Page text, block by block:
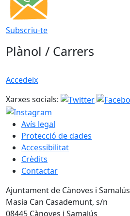
Subscriu-te
Plànol / Carrers
Accedeix
Xarxes socials:
Avís legal
Protecció de dades
Accessibilitat
Crèdits
Contactar
Ajuntament de Cànoves i Samalús
Masia Can Casademunt, s/n
08445 Cànoves i Samalús